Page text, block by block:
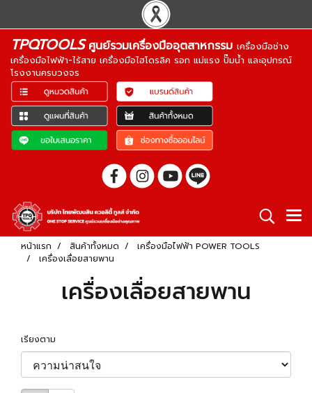
TPQTOOLSศูนย์รวมเครื่องมืออุตสาหกรรม เครื่องมือช่าง
เครื่องมือไฟฟ้า-ไร้สาย เครื่องมือไฮโดรลิค รอก แม่แรง ปั๊มน้ำ และอุปกรณ์
โรงงานครบวงจร
หน้าแรก สินค้าทั้งหมด
เครื่องมือไฟฟ้า POWER TOOLS
เครื่องเลื่อยสายพาน
เครื่องเลื่อยสายพาน
เรียงตาม